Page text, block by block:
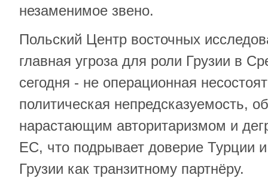
незаменимое звено.
Польский Центр восточных
главная угроза для роли Грузии в
сегодня - не операционная
политическая непредсказуемость,
нарастающим авторитаризмом и
ЕС, что подрывает доверие Турции
Грузии как транзитному партнёру.